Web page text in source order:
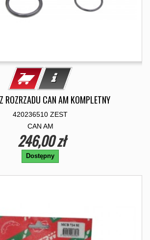
ROZRZADU CAN AM KOMPLETNY
420236510 ZEST
CAN AM
246,00 zł
Dostępny